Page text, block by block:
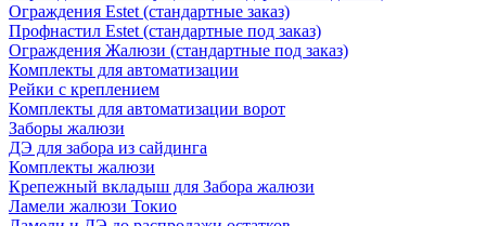
Ограждения Estet (стандартные заказ)
Профнастил Estet (стандартные под заказ)
Ограждения Жалюзи (стандартные под заказ)
Комплекты для автоматизации
Рейки с креплением
Комплекты для автоматизации ворот
Заборы жалюзи
ДЭ для забора из сайдинга
Комплекты жалюзи
Крепежный вкладыш для Забора жалюзи
Ламели жалюзи Токио